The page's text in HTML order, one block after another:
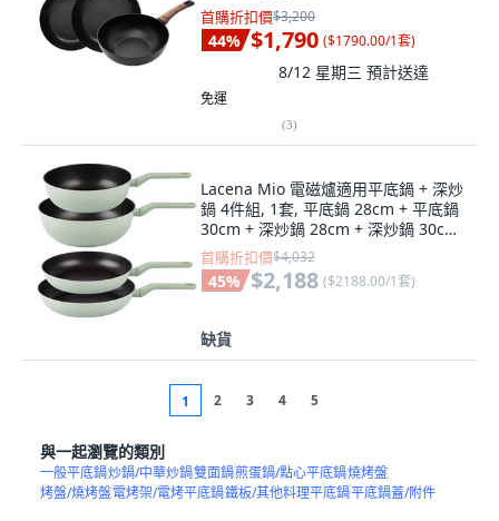
首購折扣價$3,200
44% $1,790 ($1790.00/1套)
8/12 星期三 預計送達
免運
(3)
Lacena Mio 電磁爐適用平底鍋 + 深炒
鍋 4件組, 1套, 平底鍋 28cm + 平底鍋
30cm + 深炒鍋 28cm + 深炒鍋 30cm,
混合色
首購折扣價$4,032
45% $2,188 ($2188.00/1套)
缺貨
1 2 3 4 5
與一起瀏覽的類別
一般平底鍋炒鍋/中華炒鍋雙面鍋煎蛋鍋/點心平底鍋燒烤盤
烤盤/燒烤盤電烤架/電烤平底鍋鐵板/其他料理平底鍋平底鍋蓋/附件